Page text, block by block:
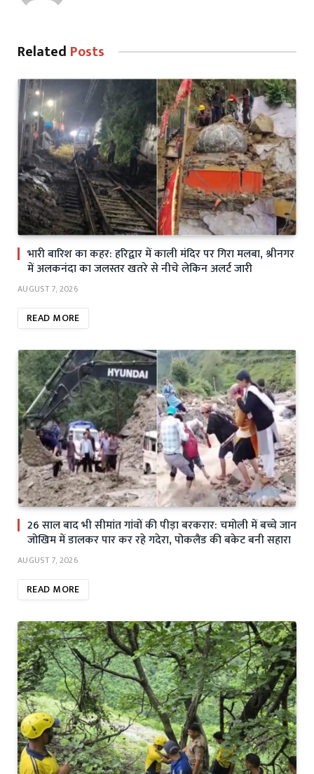
Related Posts
भारी बारिश का कहर: हरिद्वार में काली मंदिर पर गिरा मलबा, श्रीनगर
में अलकनंदा का जलस्तर खतरे से नीचे लेकिन अलर्ट जारी
AUGUST 7, 2026
READ MORE
26 साल बाद भी सीमांत गांवों की पीड़ा बरकरार: चमोली में बच्चे जान
जोखिम में डालकर पार कर रहे गदेरा, पोकलैंड की बकेट बनी सहारा
AUGUST 7, 2026
READ MORE